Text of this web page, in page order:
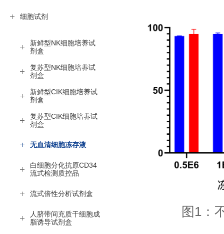
细胞试剂
新鲜型NK细胞培养试
剂盒
复苏型NK细胞培养试
剂盒
新鲜型CIK细胞培养试
剂盒
复苏型CIK细胞培养试
剂盒
无血清细胞冻存液
白细胞分化抗原CD34
流式检测质控品
流式倍性分析试剂盒
人脐带间充质干细胞成
脂诱导试剂盒
图1：